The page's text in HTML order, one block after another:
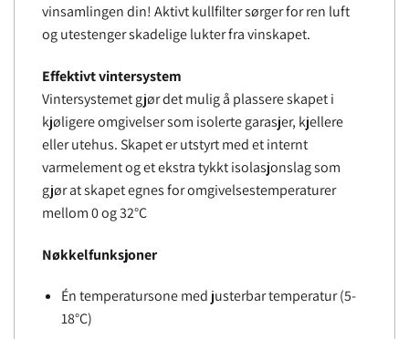
vinsamlingen din! Aktivt kullfilter sørger for ren luft
og utestenger skadelige lukter fra vinskapet.
Effektivt vintersystem
Vintersystemet gjør det mulig å plassere skapet i
kjøligere omgivelser som isolerte garasjer, kjellere
eller utehus. Skapet er utstyrt med et internt
varmelement og et ekstra tykkt isolasjonslag som
gjør at skapet egnes for omgivelsestemperaturer
mellom 0 og 32°C
Nøkkelfunksjoner
Én temperatursone med justerbar temperatur (5-
18°C)